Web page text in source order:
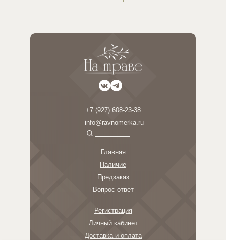
+7 (927) 608-23-38
info@ravnomerka.ru
Главная
Наличие
Вопрос-ответ
Предзаказ
Личный кабинет
Регистрация
Доставка и оплата